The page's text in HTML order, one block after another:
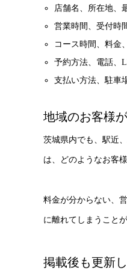
店舗名、所在地、
営業時間、受付時
コース時間、料金
予約方法、電話、
支払い方法、駐車
地域のお客様
茨城県内でも、駅近
は、どのようなお客
料金が分からない、
に離れてしまうこと
掲載後も更新